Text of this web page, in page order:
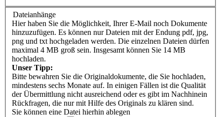
Dateianhänge
Hier haben Sie die Möglichkeit, Ihrer E-Mail noch Dokumente
hinzuzufügen. Es können nur Dateien mit der Endung pdf, jpg,
png und txt hochgeladen werden. Die einzelnen Dateien dürfen
maximal 4 MB groß sein. Insgesamt können Sie 14 MB
hochladen.
Unser Tipp:
Bitte bewahren Sie die Originaldokumente, die Sie hochladen,
mindestens sechs Monate auf. In einigen Fällen ist die Qualität
der Übermittlung nicht ausreichend oder es gibt im Nachhinein
Rückfragen, die nur mit Hilfe des Originals zu klären sind.
Sie können eine Datei hierhin ablegen